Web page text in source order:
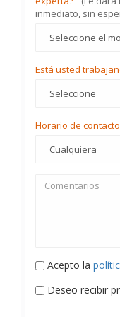
inmediato, sin
Está usted
Horario de contacto
Acepto la
Deseo recibir